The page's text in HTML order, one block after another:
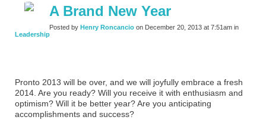
A Brand New Year
Posted by Henry Roncancio on December 20, 2013 at 7:51am in
Leadership
Pronto 2013 will be over, and we will joyfully embrace a fresh
2014. Are you ready? Will you receive it with enthusiasm and
optimism? Will it be better year? Are you anticipating
accomplishments and success?